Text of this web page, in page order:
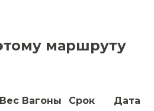
маршруту
Вес Вагоны Срок Дата